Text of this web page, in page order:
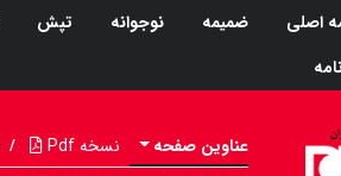
اصلی ضمیمه نوجوانه تپش
عناوین صفحه نسخه Pdf /